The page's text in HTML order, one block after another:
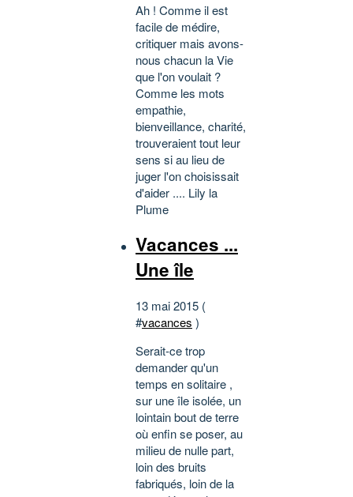
Ah ! Comme il est
facile de médire,
critiquer mais avons-
nous chacun la Vie
que l'on voulait ?
Comme les mots
empathie,
bienveillance, charité,
trouveraient tout leur
sens si au lieu de
juger l'on choisissait
d'aider .... Lily la
Plume
Vacances ...
Une île
13 mai 2015 (
#vacances )
Serait-ce trop
demander qu'un
temps en solitaire ,
sur une île isolée, un
lointain bout de terre
où enfin se poser, au
milieu de nulle part,
loin des bruits
fabriqués, loin de la